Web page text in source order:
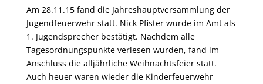
Am 28.11.15 fand die Jahreshauptversammlung der
Jugendfeuerwehr statt. Nick Pfister wurde im Amt als
1. Jugendsprecher bestätigt. Nachdem alle
Tagesordnungspunkte verlesen wurden, fand im
Anschluss die alljährliche Weihnachtsfeier statt.
Auch heuer waren wieder die Kinderfeuerwehr